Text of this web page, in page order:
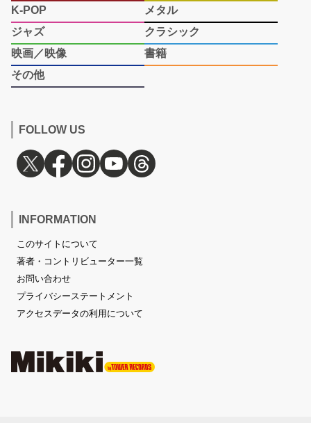
K-POP
メタル
ジャズ
クラシック
映画／映像
書籍
その他
FOLLOW US
INFORMATION
このサイトについて
著者・コントリビューター一覧
お問い合わせ
プライバシーステートメント
アクセスデータの利用について